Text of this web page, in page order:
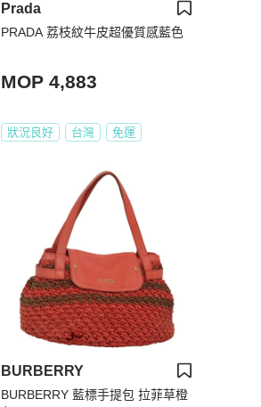
Prada
PRADA 荔枝紋牛皮超優質感藍色
MOP 4,883
狀況良好 台灣 免運
BURBERRY
BURBERRY 藍標手提包 拉菲草橙